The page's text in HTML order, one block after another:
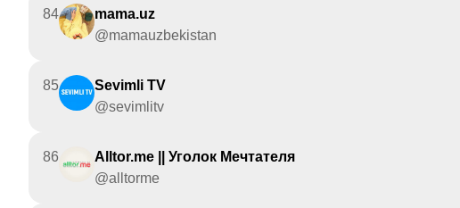
84
mama.uz
@mamauzbekistan
85
Sevimli TV
@sevimlitv
86
Alltor.me || Уголок Мечтателя
@alltorme